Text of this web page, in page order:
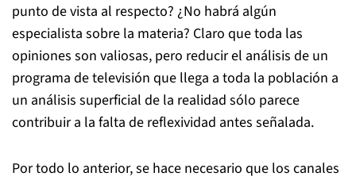
punto de vista al respecto? ¿No habrá algún
especialista sobre la materia? Claro que toda las
opiniones son valiosas, pero reducir el análisis de un
programa de televisión que llega a toda la población a
un análisis superficial de la realidad sólo parece
contribuir a la falta de reflexividad antes señalada.
Por todo lo anterior, se hace necesario que los canales